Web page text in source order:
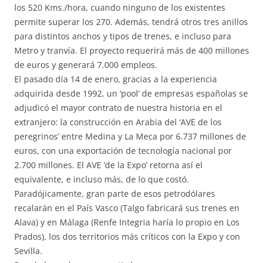
los 520 Kms./hora, cuando ninguno de los existentes
permite superar los 270. Además, tendrá otros tres anillos
para distintos anchos y tipos de trenes, e incluso para
Metro y tranvía. El proyecto requerirá más de 400 millones
de euros y generará 7.000 empleos.
El pasado día 14 de enero, gracias a la experiencia
adquirida desde 1992, un ‘pool’ de empresas españolas se
adjudicó el mayor contrato de nuestra historia en el
extranjero: la construcción en Arabia del ‘AVE de los
peregrinos’ entre Medina y La Meca por 6.737 millones de
euros, con una exportación de tecnología nacional por
2.700 millones. El AVE ‘de la Expo’ retorna así el
equivalente, e incluso más, de lo que costó.
Paradójicamente, gran parte de esos petrodólares
recalarán en el País Vasco (Talgo fabricará sus trenes en
Alava) y en Málaga (Renfe Integria haría lo propio en Los
Prados), los dos territorios más críticos con la Expo y con
Sevilla.